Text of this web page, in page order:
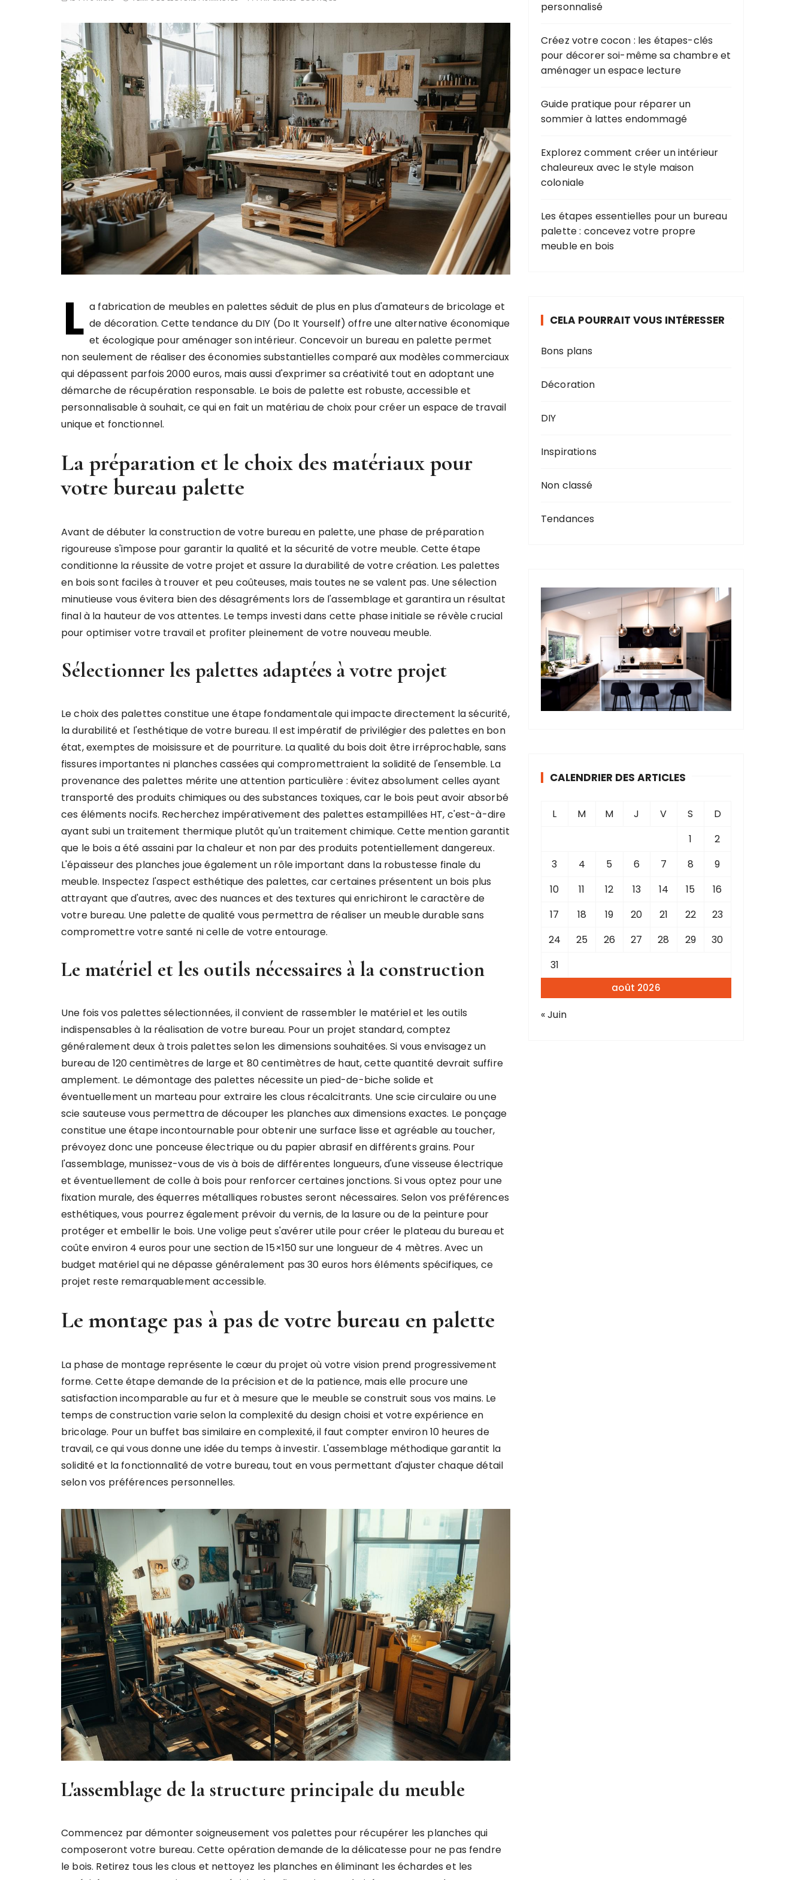
L a fabrication de meubles en palettes séduit de plus en plus d'amateurs de bricolage et
de décoration. Cette tendance du DIY (Do It Yourself) offre une alternative économique
et écologique pour aménager son intérieur. Concevoir un bureau en palette permet
non seulement de réaliser des économies substantielles comparé aux modèles commerciaux
qui dépassent parfois 2000 euros, mais aussi d'exprimer sa créativité tout en adoptant une
démarche de récupération responsable. Le bois de palette est robuste, accessible et
personnalisable à souhait, ce qui en fait un matériau de choix pour créer un espace de travail
unique et fonctionnel.
La préparation et le choix des matériaux pour
votre bureau palette
Avant de débuter la construction de votre bureau en palette, une phase de préparation
rigoureuse s'impose pour garantir la qualité et la sécurité de votre meuble. Cette étape
conditionne la réussite de votre projet et assure la durabilité de votre création. Les palettes
en bois sont faciles à trouver et peu coûteuses, mais toutes ne se valent pas. Une sélection
minutieuse vous évitera bien des désagréments lors de l'assemblage et garantira un résultat
final à la hauteur de vos attentes. Le temps investi dans cette phase initiale se révèle crucial
pour optimiser votre travail et profiter pleinement de votre nouveau meuble.
Sélectionner les palettes adaptées à votre projet
Le choix des palettes constitue une étape fondamentale qui impacte directement la sécurité,
la durabilité et l'esthétique de votre bureau. Il est impératif de privilégier des palettes en bon
état, exemptes de moisissure et de pourriture. La qualité du bois doit être irréprochable, sans
fissures importantes ni planches cassées qui compromettraient la solidité de l'ensemble. La
provenance des palettes mérite une attention particulière : évitez absolument celles ayant
transporté des produits chimiques ou des substances toxiques, car le bois peut avoir absorbé
ces éléments nocifs. Recherchez impérativement des palettes estampillées HT, c'est-à-dire
ayant subi un traitement thermique plutôt qu'un traitement chimique. Cette mention garantit
que le bois a été assaini par la chaleur et non par des produits potentiellement dangereux.
L'épaisseur des planches joue également un rôle important dans la robustesse finale du
meuble. Inspectez l'aspect esthétique des palettes, car certaines présentent un bois plus
attrayant que d'autres, avec des nuances et des textures qui enrichiront le caractère de
votre bureau. Une palette de qualité vous permettra de réaliser un meuble durable sans
compromettre votre santé ni celle de votre entourage.
Le matériel et les outils nécessaires à la construction
Une fois vos palettes sélectionnées, il convient de rassembler le matériel et les outils
indispensables à la réalisation de votre bureau. Pour un projet standard, comptez
généralement deux à trois palettes selon les dimensions souhaitées. Si vous envisagez un
bureau de 120 centimètres de large et 80 centimètres de haut, cette quantité devrait suffire
amplement. Le démontage des palettes nécessite un pied-de-biche solide et
éventuellement un marteau pour extraire les clous récalcitrants. Une scie circulaire ou une
scie sauteuse vous permettra de découper les planches aux dimensions exactes. Le ponçage
constitue une étape incontournable pour obtenir une surface lisse et agréable au toucher,
prévoyez donc une ponceuse électrique ou du papier abrasif en différents grains. Pour
l'assemblage, munissez-vous de vis à bois de différentes longueurs, d'une visseuse électrique
et éventuellement de colle à bois pour renforcer certaines jonctions. Si vous optez pour une
fixation murale, des équerres métalliques robustes seront nécessaires. Selon vos préférences
esthétiques, vous pourrez également prévoir du vernis, de la lasure ou de la peinture pour
protéger et embellir le bois. Une volige peut s'avérer utile pour créer le plateau du bureau et
coûte environ 4 euros pour une section de 15×150 sur une longueur de 4 mètres. Avec un
budget matériel qui ne dépasse généralement pas 30 euros hors éléments spécifiques, ce
projet reste remarquablement accessible.
Le montage pas à pas de votre bureau en palette
La phase de montage représente le cœur du projet où votre vision prend progressivement
forme. Cette étape demande de la précision et de la patience, mais elle procure une
satisfaction incomparable au fur et à mesure que le meuble se construit sous vos mains. Le
temps de construction varie selon la complexité du design choisi et votre expérience en
bricolage. Pour un buffet bas similaire en complexité, il faut compter environ 10 heures de
travail, ce qui vous donne une idée du temps à investir. L'assemblage méthodique garantit la
solidité et la fonctionnalité de votre bureau, tout en vous permettant d'ajuster chaque détail
selon vos préférences personnelles.
L'assemblage de la structure principale du meuble
Commencez par démonter soigneusement vos palettes pour récupérer les planches qui
composeront votre bureau. Cette opération demande de la délicatesse pour ne pas fendre
le bois. Retirez tous les clous et nettoyez les planches en éliminant les échardes et les
personnalisé
Créez votre cocon : les étapes-clés
pour décorer soi-même sa chambre et
aménager un espace lecture
Guide pratique pour réparer un
sommier à lattes endommagé
Explorez comment créer un intérieur
chaleureux avec le style maison
coloniale
Les étapes essentielles pour un bureau
palette : concevez votre propre
meuble en bois
CELA POURRAIT VOUS INTÉRESSER
Bons plans
Décoration
DIY
Inspirations
Non classé
Tendances
CALENDRIER DES ARTICLES
août 2026
L M M J V S
D
1
2
3
4 5 6 7 8
9
10
11 12 13 14 15
16
17
18 19 20 21 22
23
24
25 26 27 28 29
30
31
« Juin